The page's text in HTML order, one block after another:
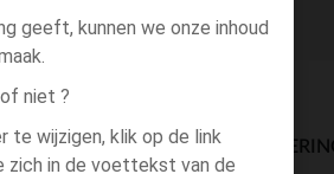
geeft, kunnen we onze inhoud
niet ?
te wijzigen, klik op de link
zich in de voettekst van de
BESCHIKBAARE